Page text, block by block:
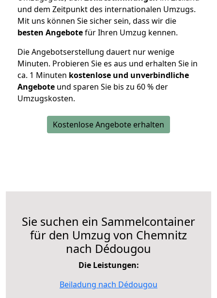
und dem Zeitpunkt des internationalen Umzugs.
Mit uns können Sie sicher sein, dass wir die
besten Angebotefür Ihren Umzug kennen.
Die Angebotserstellung dauert nur wenige
Minuten. Probieren Sie es aus und erhalten Sie in
ca. 1 Minuten kostenlose und unverbindliche
Angebote und sparen Sie bis zu 60 % der
Umzugskosten.
Kostenlose Angebote erhalten
Sie suchen ein Sammelcontainer
für den Umzug von Chemnitz
nach Dédougou
Die Leistungen:
Beiladung nach Dédougou